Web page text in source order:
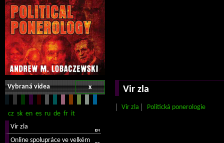
x
Vybraná videa Vir zla
Vir zla Politická ponerologie